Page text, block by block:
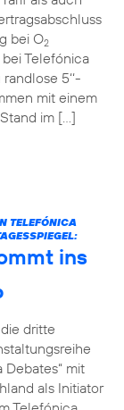
bei O2
Telefónica
5‘‘-
mit einem
im […]
TELEFÓNICA
ins
dritte
Debates“ mit
als Initiator